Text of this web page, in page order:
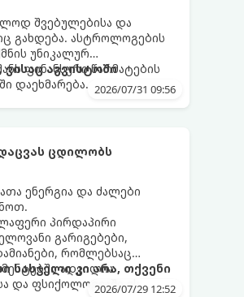
შვებულებისა და
გახდება. ასტროლოგების
უნიკალურ
ფინანსური წარმატების
დაეხმარება.
აგვისტოში
2026/07/31 09:56
ცდილობს
ენერგია და ძალები
პირდაპირი
გარიგებები,
რომლებსაც
ადვილია
და ფსიქოლოგიაში ეს
სასჯელი კი არა, თქვენი
2026/07/29 12:52